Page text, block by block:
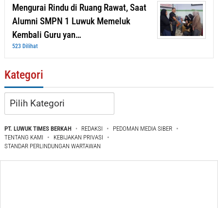
Mengurai Rindu di Ruang Rawat, Saat
Alumni SMPN 1 Luwuk Memeluk
Kembali Guru yan…
523 Dilihat
Kategori
Kategori
PT. LUWUK TIMES BERKAH REDAKSI
PEDOMAN MEDIA SIBER
TENTANG KAMI
KEBIJAKAN PRIVASI
STANDAR PERLINDUNGAN WARTAWAN